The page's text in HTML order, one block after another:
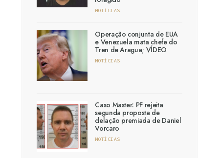
NOTÍCIAS
Operação conjunta de EUA
e Venezuela mata chefe do
Tren de Aragua; VÍDEO
NOTÍCIAS
Caso Master: PF rejeita
segunda proposta de
delação premiada de Daniel
Vorcaro
NOTÍCIAS